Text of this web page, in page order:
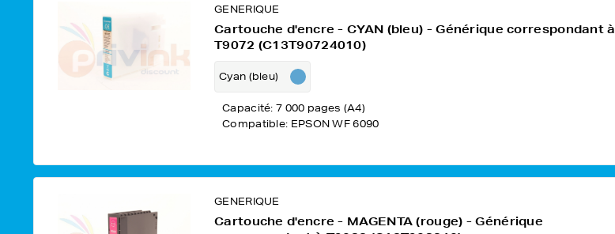
GENERIQUE
Cartouche d'encre - CYAN (bleu) - Générique correspondant à
T9072 (C13T90724010)
Cyan (bleu)
Capacité: 7 000 pages (A4)
Compatible: EPSON WF 6090
GENERIQUE
Cartouche d'encre - MAGENTA (rouge) - Générique